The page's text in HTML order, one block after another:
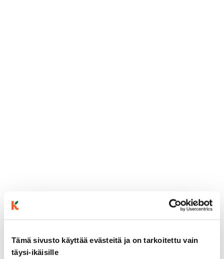
Tämä sivusto käyttää evästeitä ja on tarkoitettu vain
täysi-ikäisille